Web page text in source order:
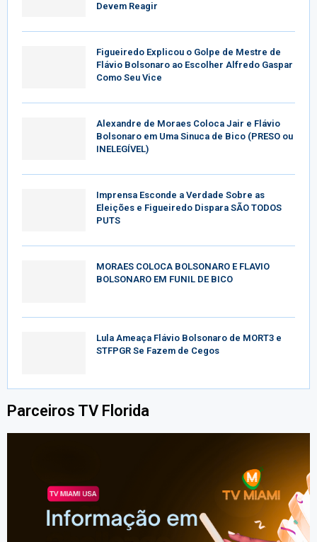
Devem Reagir
Figueiredo Explicou o Golpe de Mestre de
Flávio Bolsonaro ao Escolher Alfredo Gaspar
Como Seu Vice
Alexandre de Moraes Coloca Jair e Flávio
Bolsonaro em Uma Sinuca de Bico (PRESO ou
INELEGÍVEL)
Imprensa Esconde a Verdade Sobre as
Eleições e Figueiredo Dispara SÃO TODOS
PUTS
MORAES COLOCA BOLSONARO E FLAVIO
BOLSONARO EM FUNIL DE BICO
Lula Ameaça Flávio Bolsonaro de MORT3 e
STFPGR Se Fazem de Cegos
Parceiros TV Florida